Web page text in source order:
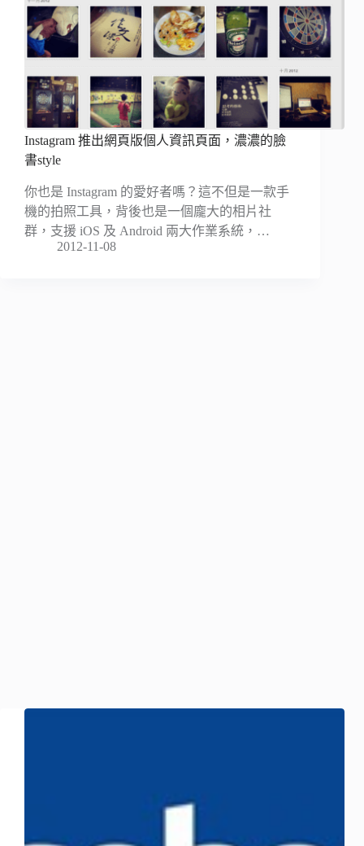
Instagram 推出網頁版個人資訊頁面，濃濃的臉
書style
你也是 Instagram 的愛好者嗎？這不但是一款手
機的拍照工具，背後也是一個龐大的相片社
群，支援 iOS 及 Android 兩大作業系統，…
2012-11-08